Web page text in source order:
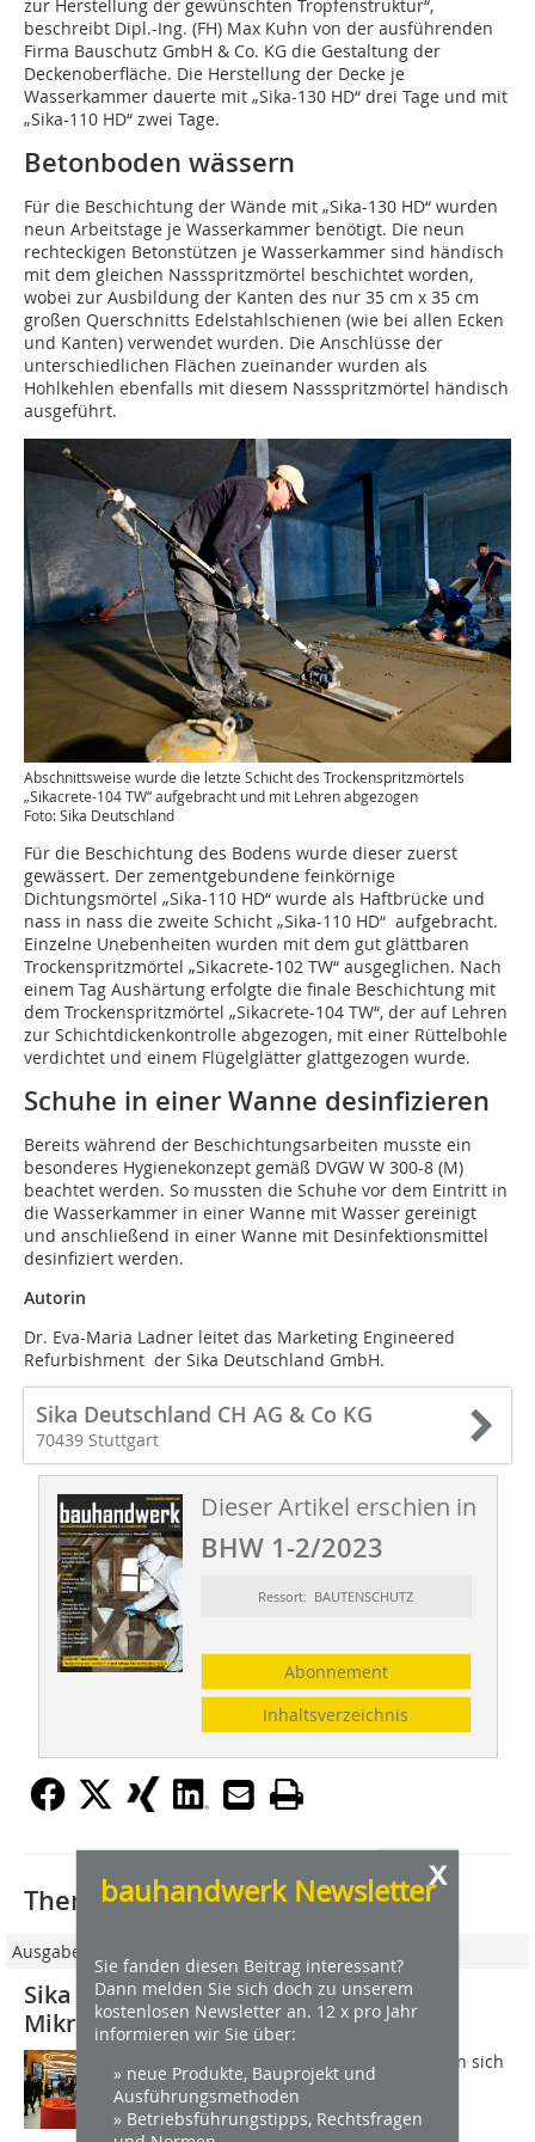
zur Herstellung der gewünschten Tropfenstruktur“,
beschreibt Dipl.-Ing. (FH) Max Kuhn von der ausführenden
Firma Bauschutz GmbH & Co. KG die Gestaltung der
Deckenoberfläche. Die Herstellung der Decke je
Wasserkammer dauerte mit „Sika-130 HD“ drei Tage und mit
„Sika-110 HD“ zwei Tage.
Betonboden wässern
Für die Beschichtung der Wände mit „Sika-130 HD“ wurden
neun Arbeitstage je Wasserkammer benötigt. Die neun
rechteckigen Betonstützen je Wasserkammer sind händisch
mit dem gleichen Nassspritzmörtel beschichtet worden,
wobei zur Ausbildung der Kanten des nur 35 cm x 35 cm
großen Querschnitts Edelstahlschienen (wie bei allen Ecken
und Kanten) verwendet wurden. Die Anschlüsse der
unterschiedlichen Flächen zueinander wurden als
Hohlkehlen ebenfalls mit diesem Nassspritzmörtel händisch
ausgeführt.
Abschnittsweise wurde die letzte Schicht des Trockenspritzmörtels
„Sikacrete-104 TW“ aufgebracht und mit Lehren abgezogen
Foto: Sika Deutschland
Für die Beschichtung des Bodens wurde dieser zuerst
gewässert. Der zementgebundene feinkörnige
Dichtungsmörtel „Sika-110 HD“ wurde als Haftbrücke und
nass in nass die zweite Schicht „Sika-110 HD“ aufgebracht.
Einzelne Unebenheiten wurden mit dem gut glättbaren
Trockenspritzmörtel „Sikacrete-102 TW“ ausgeglichen. Nach
einem Tag Aushärtung erfolgte die finale Beschichtung mit
dem Trockenspritzmörtel „Sikacrete-104 TW“, der auf Lehren
zur Schichtdickenkontrolle abgezogen, mit einer Rüttelbohle
verdichtet und einem Flügelglätter glattgezogen wurde.
Schuhe in einer Wanne desinfizieren
Bereits während der Beschichtungsarbeiten musste ein
besonderes Hygienekonzept gemäß DVGW W 300-8 (M)
beachtet werden. So mussten die Schuhe vor dem Eintritt in
die Wasserkammer in einer Wanne mit Wasser gereinigt
und anschließend in einer Wanne mit Desinfektionsmittel
desinfiziert werden.
Autorin
Dr. Eva-Maria Ladner leitet das Marketing Engineered
Refurbishment der Sika Deutsch­land GmbH.
Sika Deutschland CH AG & Co KG
70439 Stuttgart
Dieser Artikel erschien in
BHW 1-2/2023
Ressort: BAUTENSCHUTZ
Abonnement
Inhaltsverzeichnis
x
bauhandwerk Newsletter
Sie fanden diesen Beitrag interessant?
Dann melden Sie sich doch zu unserem
kostenlosen Newsletter an. 12 x pro Jahr
informieren wir Sie über:
» neue Produkte, Bauprojekt und
Ausführungsmethoden
» Betriebsführungstipps, Rechtsfragen
Thematisch passende Artikel:
Ausgabe 06/2023
Sika bietet 3D-Betondruck mit
Mikrobeton
Hinter Sikacrete 3D von Sika verbergen sich
gebrauchsfertige Mikrobetone für ein
breites Anwendungsspektrum. Die 1-
komponentigen Betonmischungen